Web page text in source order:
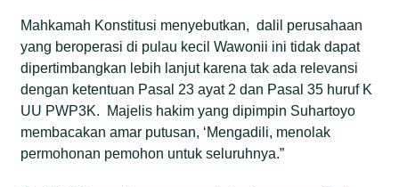
Mahkamah Konstitusi menyebutkan, dalil perusahaan
yang beroperasi di pulau kecil Wawonii ini tidak dapat
dipertimbangkan lebih lanjut karena tak ada relevansi
dengan ketentuan Pasal 23 ayat 2 dan Pasal 35 huruf K
UU PWP3K. Majelis hakim yang dipimpin Suhartoyo
membacakan amar putusan, ‘Mengadili, menolak
permohonan pemohon untuk seluruhnya.”